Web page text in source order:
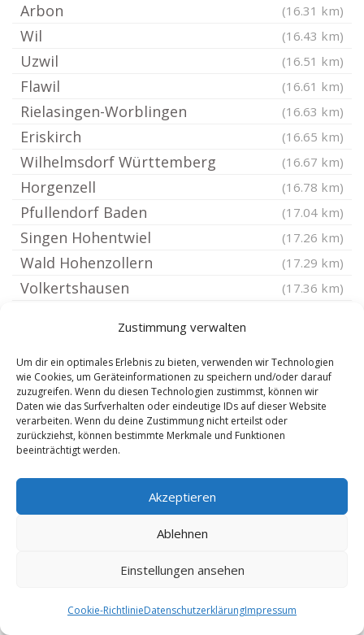
Zustimmung verwalten
Um dir ein optimales Erlebnis zu bieten, verwenden wir Technologien
wie Cookies, um Geräteinformationen zu speichern und/oder darauf
zuzugreifen. Wenn du diesen Technologien zustimmst, können wir
Daten wie das Surfverhalten oder eindeutige IDs auf dieser Website
verarbeiten. Wenn du deine Zustimmung nicht erteilst oder
zurückziehst, können bestimmte Merkmale und Funktionen
beeinträchtigt werden.
Akzeptieren
Ablehnen
Einstellungen ansehen
Cookie-RichtlinieDatenschutzerklärungImpressum
Arbon (16.31 km)
Wil (16.43 km)
Uzwil (16.51 km)
Flawil (16.61 km)
Rielasingen-Worblingen (16.63 km)
Eriskirch (16.65 km)
Wilhelmsdorf Württemberg (16.67 km)
Horgenzell (16.78 km)
Pfullendorf Baden (17.04 km)
Singen Hohentwiel (17.26 km)
Wald Hohenzollern (17.29 km)
Volkertshausen (17.36 km)
Meckenbeuren (17.87 km)
Mühlingen Baden (17.89 km)
Langenargen (18.02 km)
St. Gallen (18.06 km)
Gossau (18.69 km)
Riedhausen Württemberg
Mühlhausen-Ehingen (19.37 km)